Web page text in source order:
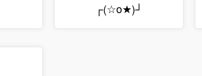
┌(☆o★)┘